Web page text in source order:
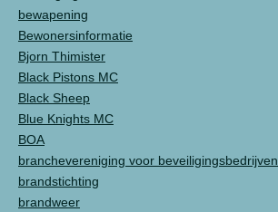
bewapening
Bewonersinformatie
Bjorn Thimister
Black Pistons MC
Black Sheep
Blue Knights MC
BOA
branchevereniging voor beveiligingsbedrijven
brandstichting
brandweer